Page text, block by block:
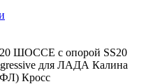
ШОССЕ c опорой SS20
для ЛАДА Калина
Кросс